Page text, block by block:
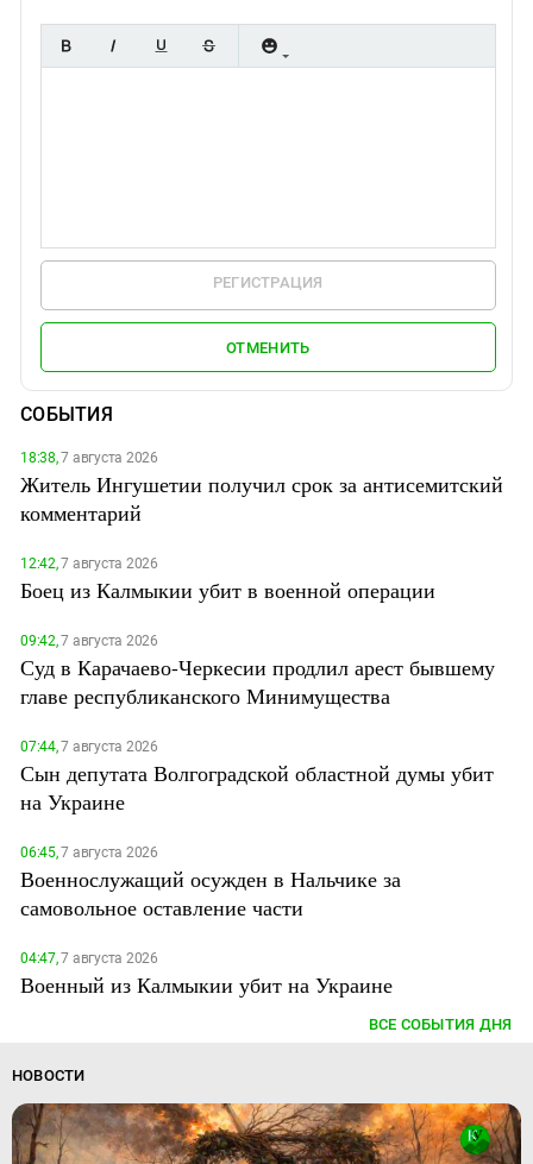
РЕГИСТРАЦИЯ
ОТМЕНИТЬ
СОБЫТИЯ
18:38,7 августа 2026
Житель Ингушетии получил срок за антисемитский
комментарий
12:42,7 августа 2026
Боец из Калмыкии убит в военной операции
09:42,7 августа 2026
Суд в Карачаево-Черкесии продлил арест бывшему
главе республиканского Минимущества
07:44,7 августа 2026
Сын депутата Волгоградской областной думы убит
на Украине
06:45,7 августа 2026
Военнослужащий осужден в Нальчике за
самовольное оставление части
04:47,7 августа 2026
Военный из Калмыкии убит на Украине
ВСЕ СОБЫТИЯ ДНЯ
НОВОСТИ